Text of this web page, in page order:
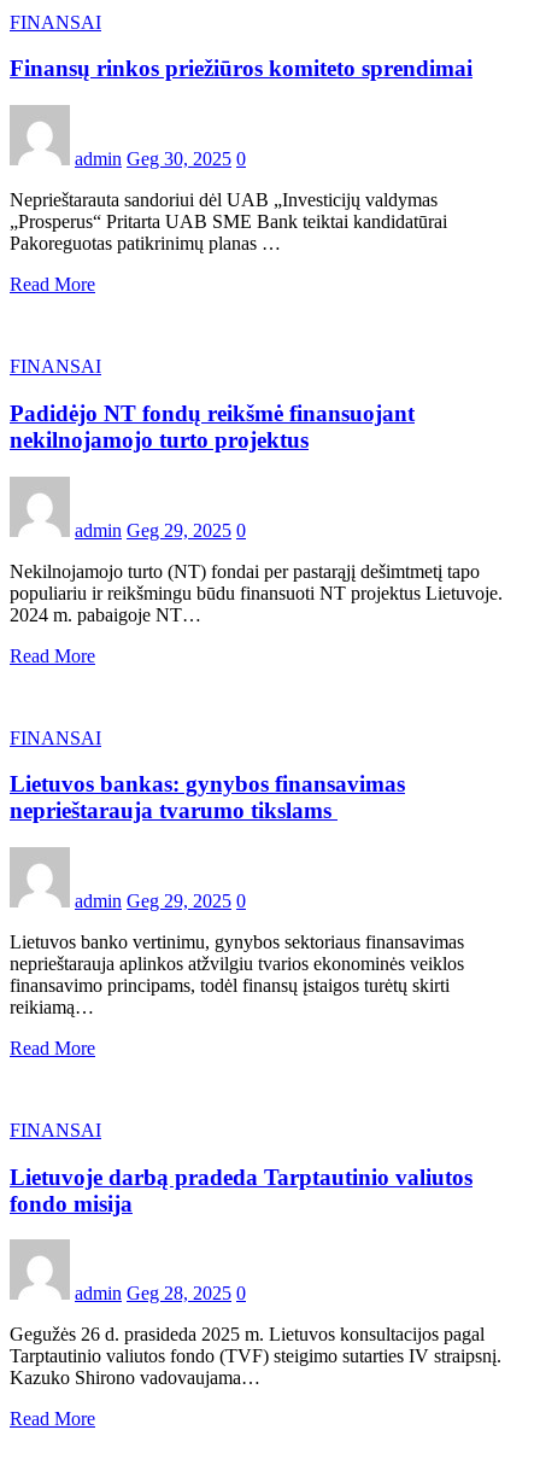
FINANSAI
Finansų rinkos priežiūros komiteto sprendimai
admin Geg 30, 2025 0
Neprieštarauta sandoriui dėl UAB „Investicijų valdymas
„Prosperus“ ​Pritarta UAB SME Bank teiktai kandidatūrai
Pakoreguotas patikrinimų planas …
Read More
FINANSAI
Padidėjo NT fondų reikšmė finansuojant
nekilnojamojo turto projektus
admin Geg 29, 2025 0
Nekilnojamojo turto (NT) fondai per pastarąjį dešimtmetį tapo
populiariu ir reikšmingu būdu finansuoti NT projektus Lietuvoje.
2024 m. pabaigoje NT…
Read More
FINANSAI
Lietuvos bankas: gynybos finansavimas
neprieštarauja tvarumo tikslams
admin Geg 29, 2025 0
Lietuvos banko vertinimu, gynybos sektoriaus finansavimas
neprieštarauja aplinkos atžvilgiu tvarios ekonominės veiklos
finansavimo principams, todėl finansų įstaigos turėtų skirti
reikiamą…
Read More
FINANSAI
Lietuvoje darbą pradeda Tarptautinio valiutos
fondo misija
admin Geg 28, 2025 0
Gegužės 26 d. prasideda 2025 m. Lietuvos konsultacijos pagal
Tarptautinio valiutos fondo (TVF) steigimo sutarties IV straipsnį.
Kazuko Shirono vadovaujama…
Read More